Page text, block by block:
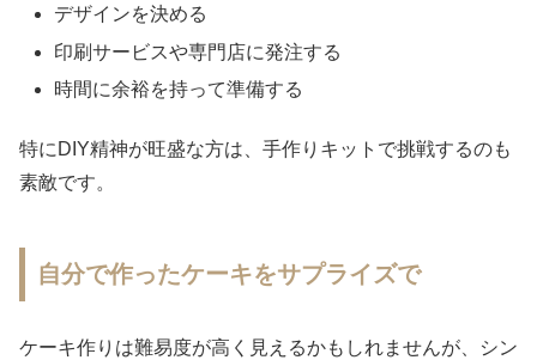
デザインを決める
印刷サービスや専門店に発注する
時間に余裕を持って準備する
特にDIY精神が旺盛な方は、手作りキットで挑戦するのも
素敵です。
自分で作ったケーキをサプライズで
ケーキ作りは難易度が高く見えるかもしれませんが、シン